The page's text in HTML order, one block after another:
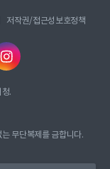
저작권/접근성보호정책
.
무단복제를 금합니다.